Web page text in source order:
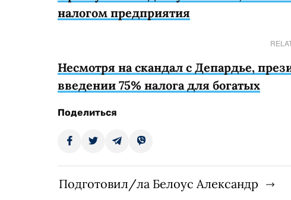
налогом предприятия
Несмотря на скандал с Депардье,
введении 75% налога для богатых
Поделиться
Подготовил/ла Белоус Александр